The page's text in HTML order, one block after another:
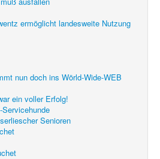
ermöglicht landesweite Nutzung
nun doch ins Wörld-Wide-WEB
ein voller Erfolg!
Servicehunde
Senioren